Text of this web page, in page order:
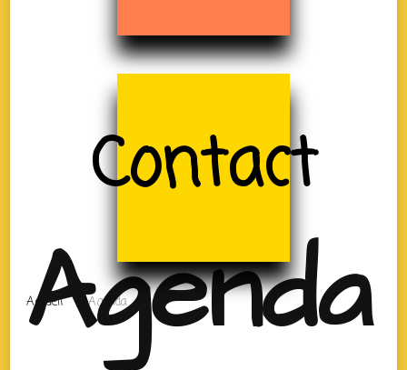
Accueil Agenda
Agenda
Contact